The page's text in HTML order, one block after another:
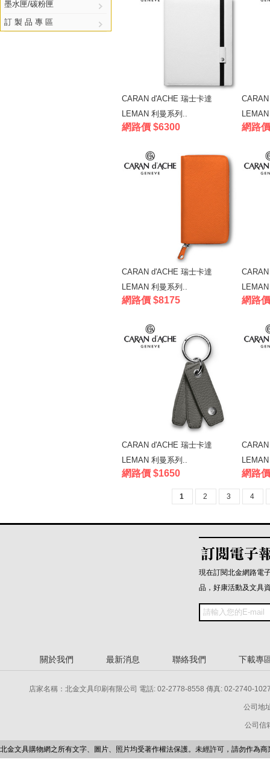
墨水匣/碳粉匣
訂 製 品 專 區
CARAN d'ACHE 瑞士卡達
LEMAN 利曼系列..
網路價 $6300 網路
CARAN d'ACHE 瑞士卡達
LEMAN 利曼系列..
網路價 $8175 網路
CARAN d'ACHE 瑞士卡達
LEMAN 利曼系列..
網路價 $1650 網路
1 2 3 4
現在訂閱北金網路電
品，好康活動及文具
關於我們 最新消息 聯絡我們 下載專
店家名稱：北金文具印刷有限公司 電話: 02-2778-8558 傳真: 02-2740-
公司地
公司信
北金文具購物網之所有文字、圖片、照片均受著作權法保護。未經許可，請勿作為商